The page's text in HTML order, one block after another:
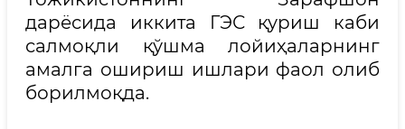
дарёсида иккита ГЭС қуриш каби
салмоқли қўшма лойиҳаларнинг
амалга ошириш ишлари фаол олиб
борилмоқда.